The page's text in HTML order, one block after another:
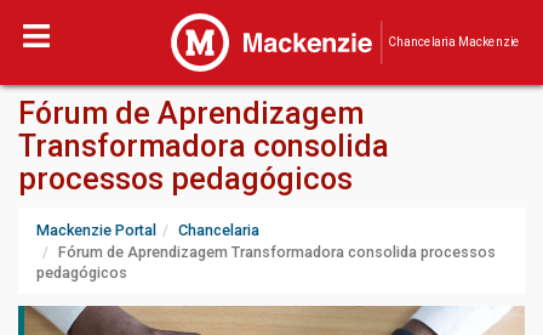
Chancelaria Mackenzie
Fórum de Aprendizagem
Transformadora consolida
processos pedagógicos
Mackenzie Portal
Chancelaria
Fórum de Aprendizagem Transformadora consolida processos
pedagógicos